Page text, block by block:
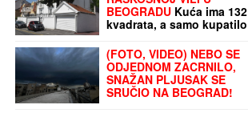
BEOGRADU Kuća ima 132
kvadrata, a samo kupatilo
je kao GARSONJERA:
"On je jedini naslednik"
(FOTO, VIDEO) NEBO SE
ODJEDNOM ZACRNILO,
SNAŽAN PLJUSAK SE
SRUČIO NA BEOGRAD!